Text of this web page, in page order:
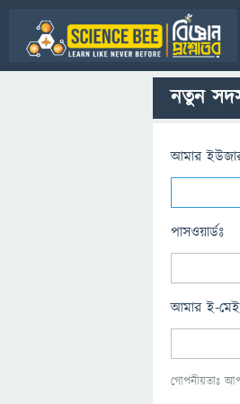
নতুন
আমার
পাসওয়ার্ডঃ
আমার ই-
গোপনীয়তাঃ